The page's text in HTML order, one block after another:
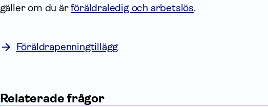
gäller om du ärföräldraledig och arbetslös.
Föräldrapenningtillägg
Relaterade frågor